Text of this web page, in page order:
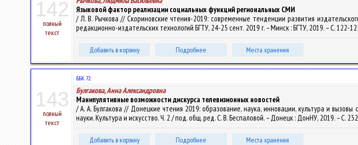
142
полный
текст
Языковой фактор реализации социальных функций региональных СМИ
/ Л. В. Рычкова // Скориновские чтения-2019: современные тенденции развития
редакционно-издательских технологий БГТУ, 24-25 сент. 2019 г. – Минск : БГТУ, 2019. – С. 122-
Добавить в корзину Подробнее Места хранения
143
полный
текст
ББК 72.
Булгакова, Анна Александровна
Манипулятивные возможности дискурса телевизионных новостей
/ А. А. Булгакова // Донецкие чтения 2019: образование, наука, инновации, культура и
науки. Культура и искусство. Ч. 2 / под. общ. ред. С. В. Беспаловой. – Донецк : ДонНУ, 2019. – С.
Добавить в корзину Подробнее Места хранения